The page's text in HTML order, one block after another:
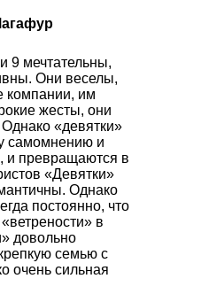
9 мечтательны,
Они веселы,
им
жесты, они
«девятки»
самомнению и
и превращаются в
«Девятки»
Однако
постоянно, что
в
довольно
семью с
очень сильная